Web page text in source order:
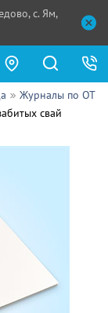
с. Ям,
Журналы по ОТ
свай